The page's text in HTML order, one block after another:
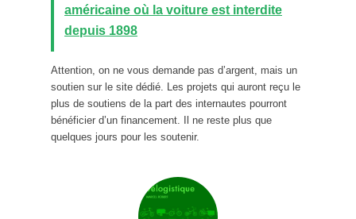
américaine où la voiture est interdite
depuis 1898
Attention, on ne vous demande pas d’argent, mais un
soutien sur le site dédié. Les projets qui auront reçu le
plus de soutiens de la part des internautes pourront
bénéficier d’un financement. Il ne reste plus que
quelques jours pour les soutenir.